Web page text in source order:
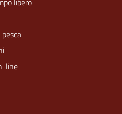
libero
line